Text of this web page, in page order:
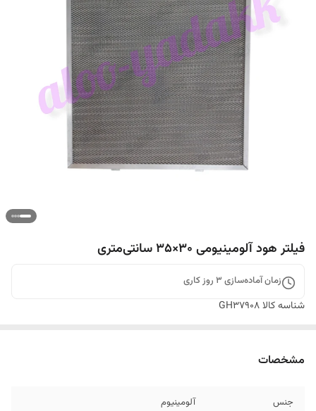
فیلتر هود آلومینیومی ۳۰×۳۵ سانتی‌متری
زمان آماده‌سازی 3 روز کاری
شناسه کالاGH37908
مشخصات
جنس آلومینیوم